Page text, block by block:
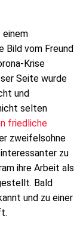
einem
Bild vom Freund
Krise
Seite wurde
und
selten
friedliche
zweifelsohne
zu
ihre Arbeit als
Bald
und zu einer